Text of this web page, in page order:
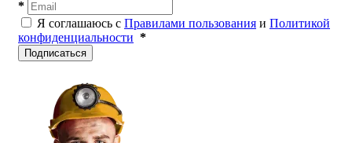
*
Я соглашаюсь с Правилами пользования и Политикой
конфиденциальности *
Подписаться